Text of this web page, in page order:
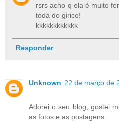
rsrs acho q ela é muito
toda do girico!
kkkkkkkkkkkk
Responder
Unknown 22 de março de
Adorei o seu blog, gostei
as fotos e as postagens